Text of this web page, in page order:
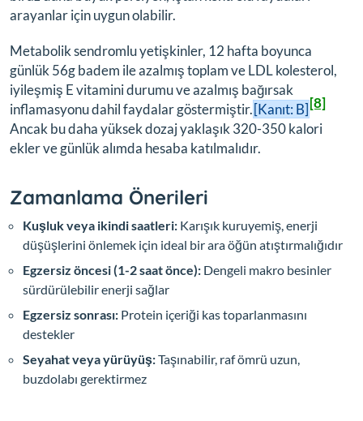
arayanlar için uygun olabilir.
Metabolik sendromlu yetişkinler, 12 hafta boyunca
günlük 56g badem ile azalmış toplam ve LDL kolesterol,
iyileşmiş E vitamini durumu ve azalmış bağırsak
inflamasyonu dahil faydalar göstermiştir.[Kanıt: B][8]
Ancak bu daha yüksek dozaj yaklaşık 320-350 kalori
ekler ve günlük alımda hesaba katılmalıdır.
Zamanlama Önerileri
Kuşluk veya ikindi saatleri: Karışık kuruyemiş, enerji
düşüşlerini önlemek için ideal bir ara öğün atıştırmalığıdır
Egzersiz öncesi (1-2 saat önce): Dengeli makro besinler
sürdürülebilir enerji sağlar
Egzersiz sonrası: Protein içeriği kas toparlanmasını
destekler
Seyahat veya yürüyüş:Taşınabilir, raf ömrü uzun,
buzdolabı gerektirmez